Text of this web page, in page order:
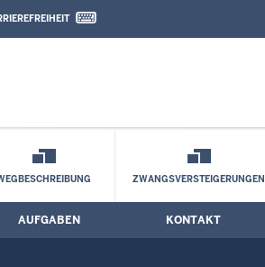
und Kontaktformular
ZWANGSVERSTEIGERUNGEN
AUFGABEN KONTAKT